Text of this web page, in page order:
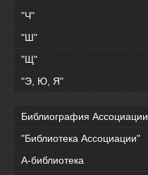
"Ч"
"Ш"
"Щ"
"Э, Ю, Я"
Библиография Ассоциации
"Библиотека Ассоциации"
А-библиотека